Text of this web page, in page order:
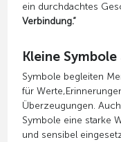
ein durchdachtes
Verbindung.“
Kleine
Symbole begleiten
für
Überzeugungen.
Symbole eine starke
und sensibel